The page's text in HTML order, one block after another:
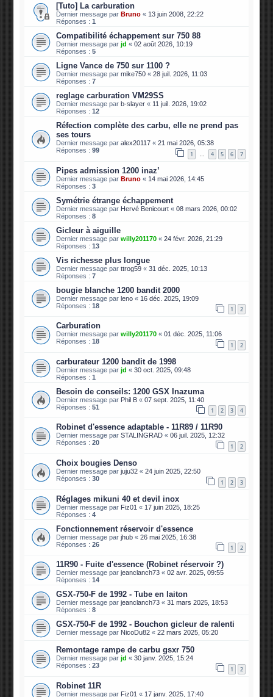
[Tuto] La carburation
Dernier message parBruno « 13 juin 2008, 22:22
Réponses :1
Compatibilité échappement sur 750 88
Dernier message parjd «02 août 2026, 10:19
Réponses :5
Ligne Vance de 750 sur 1100 ?
Dernier message parmike750 «28 juil. 2026, 11:03
Réponses :7
reglage carburation VM29SS
Dernier message parb-slayer « 11 juil. 2026, 19:02
Réponses :12
Réfection complète des carbu, elle ne prend pas
ses tours
Dernier message paralex20117 «21 mai 2026, 05:38
Réponses :99 1 … 4 5 6 7
Pipes admission 1200 inaz’
Dernier message parBruno « 14 mai 2026, 14:45
Réponses :3
Symétrie étrange échappement
Dernier message par Hervé Benicourt «08 mars 2026, 00:02
Réponses :8
Gicleur à aiguille
Dernier message parwilly201170 «24 févr. 2026, 21:29
Réponses :13
Vis richesse plus longue
Dernier message parttrog59 «31 déc. 2025, 10:13
Réponses :7
bougie blanche 1200 bandit 2000
Dernier message parleno « 16 déc. 2025, 19:09
Réponses :18 1 2
Carburation
Dernier message parwilly201170 «01 déc. 2025, 11:06
Réponses :18 1 2
carburateur 1200 bandit de 1998
Dernier message parjd «30 oct. 2025, 09:48
Réponses :1
Besoin de conseils: 1200 GSX Inazuma
Dernier message par Phil B «07 sept. 2025, 11:40
Réponses :51 1 2 3 4
Robinet d'essence adaptable - 11R89 / 11R90
Dernier message parSTALINGRAD «06 juil. 2025, 12:32
Réponses :20 1 2
Choix bougies Denso
Dernier message parjuju32 «24 juin 2025, 22:50
Réponses :30 1 2 3
Réglages mikuni 40 et devil inox
Dernier message par Fiz01 « 17 juin 2025, 18:25
Réponses :4
Fonctionnement réservoir d'essence
Dernier message parjhub «26 mai 2025, 16:38
Réponses :26 1 2
11R90 - Fuite d'essence (Robinet réservoir ?)
Dernier message parjeanclanch73 «02 avr. 2025, 09:55
Réponses :14
GSX-750-F de 1992 - Tube en laiton
Dernier message parjeanclanch73 «31 mars 2025, 18:53
Réponses :8
GSX-750-F de 1992 - Bouchon gicleur de ralenti
Dernier message par NicoDu82 «22 mars 2025, 05:20
Remontage rampe de carbu gsxr 750
Dernier message parjd «30 janv. 2025, 15:24
Réponses :23 1 2
Robinet 11R
Dernier message par Fiz01 « 17 janv. 2025, 17:40